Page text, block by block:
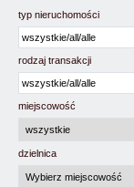
typ nieruchomości
rodzaj transakcji
miejscowość
dzielnica